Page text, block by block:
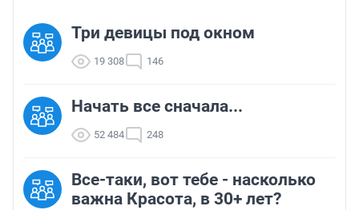
Три девицы под окном
19 308 146
Начать все сначала...
52 484 248
Все-таки, вот тебе - насколько
важна Красота, в 30+ лет?